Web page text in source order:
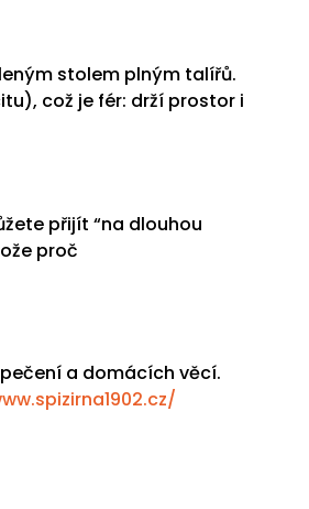
stolem plným talířů.
což je fér: drží prostor i
přijít “na dlouhou
proč
a domácích věcí.